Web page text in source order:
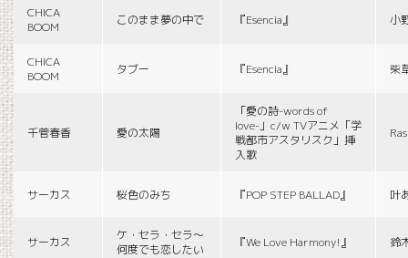
CHICA
BOOM
このまま夢の中で 『Esencia』 小
CHICA
BOOM
タブー 『Esencia』 柴
千菅春香 愛の太陽
「愛の詩-words of
love-」c/w TVアニメ「学
戦都市アスタリスク」挿
入歌
サーカス 桜色のみち 『POP STEP BALLAD』 叶
サーカス
ケ・セラ・セラ〜
何度でも恋したい
『We Love Harmony!』 鈴